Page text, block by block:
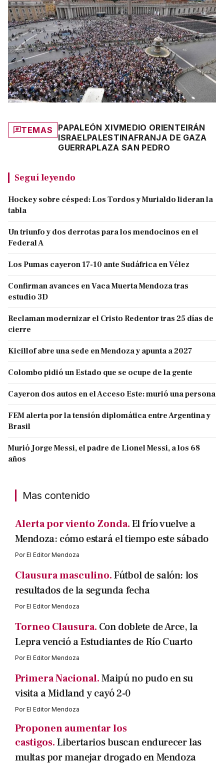
TEMAS PAPALEÓN XIVMEDIO ORIENTEIRÁN
ISRAELPALESTINAFRANJA DE GAZA
GUERRAPLAZA SAN PEDRO
Seguí leyendo
Hockey sobre césped: Los Tordos y Murialdo lideran la
tabla
Un triunfo y dos derrotas para los mendocinos en el
Federal A
Los Pumas cayeron 17-10 ante Sudáfrica en Vélez
Confirman avances en Vaca Muerta Mendoza tras
estudio 3D
Reclaman modernizar el Cristo Redentor tras 25 días de
cierre
Kicillof abre una sede en Mendoza y apunta a 2027
Colombo pidió un Estado que se ocupe de la gente
Cayeron dos autos en el Acceso Este: murió una persona
FEM alerta por la tensión diplomática entre Argentina y
Brasil
Murió Jorge Messi, el padre de Lionel Messi, a los 68
años
Mas contenido
Alerta por viento Zonda.El frío vuelve a
Mendoza: cómo estará el tiempo este sábado
PorEl Editor Mendoza
Clausura masculino.Fútbol de salón: los
resultados de la segunda fecha
PorEl Editor Mendoza
Torneo Clausura. Con doblete de Arce, la
Lepra venció a Estudiantes de Río Cuarto
PorEl Editor Mendoza
Primera Nacional.Maipú no pudo en su
visita a Midland y cayó 2-0
PorEl Editor Mendoza
Proponen aumentar los
castigos.Libertarios buscan endurecer las
multas por manejar drogado en Mendoza